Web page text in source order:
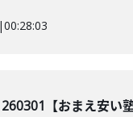
|00:28:03
260301【おまえ安い